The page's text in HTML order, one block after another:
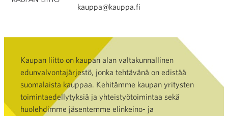
kauppa@kauppa.fi
Kaupan liitto on kaupan alan valtakunnallinen
edunvalvontajärjestö, jonka tehtävänä on edistää
suomalaista kauppaa. Kehitämme kaupan yritysten
toimintaedellytyksiä ja yhteistyötoimintaa sekä
huolehdimme jäsentemme elinkeino- ja